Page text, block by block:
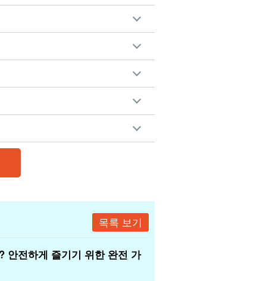
목록 보기
안전하게 즐기기 위한 완전 가